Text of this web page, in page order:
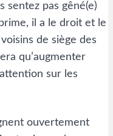
sentez pas gêné(e)
il a le droit et le
de siège des
qu’augmenter
sur les
ouvertement